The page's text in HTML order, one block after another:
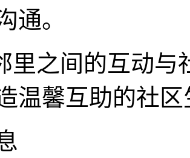
通。
里之间的互动
温馨互助的社区